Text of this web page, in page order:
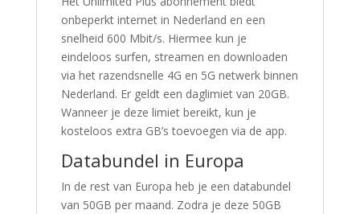
onbeperkt internet in Nederland en een
snelheid 600 Mbit/s. Hiermee kun je
eindeloos surfen, streamen en downloaden
via het razendsnelle 4G en 5G netwerk binnen
Nederland. Er geldt een daglimiet van 20GB.
Wanneer je deze limiet bereikt, kun je
kosteloos extra GB’s toevoegen via de app.
Databundel in Europa
In de rest van Europa heb je een databundel
van 50GB per maand. Zodra je deze 50GB